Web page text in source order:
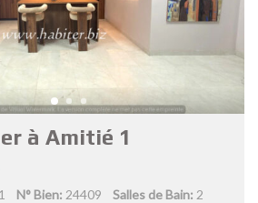
à Amitié 1
1 N° Bien: 24409 Salles de Bain: 2